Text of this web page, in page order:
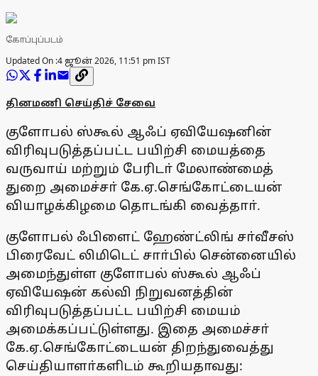
கோப்புப்படம்
Updated On :4 ஜூன் 2026, 11:51 pm IST
தினமணி செய்திச் சேவை
குளோபல் ஸ்கூல் ஆஃப் ஏவியேஷனின்
விரிவுபடுத்தப்பட்ட பயிற்சி மையத்தை
வருவாய் மற்றும் பேரிடா் மேலாண்மைத்
துறை அமைச்சா் கே.ஏ.செங்கோட்டையன்
வியாழக்கிழமை தொடங்கி வைத்தாா்.
குளோபல் ஃபிளைட் ஹேண்ட்லிங் சா்வீசஸ்
பிரைவேட் லிமிடெட் சாா்பில் சென்னையில்
அமைந்துள்ள குளோபல் ஸ்கூல் ஆஃப்
ஏவியேஷன் கல்வி நிறுவனத்தின்
விரிவுபடுத்தப்பட்ட பயிற்சி மையம்
அமைக்கப்பட்டுள்ளது. இதை அமைச்சா்
கே.ஏ.செங்கோட்டையன் திறந்துவைத்து
செய்தியாளா்களிடம் கூறியதாவது: